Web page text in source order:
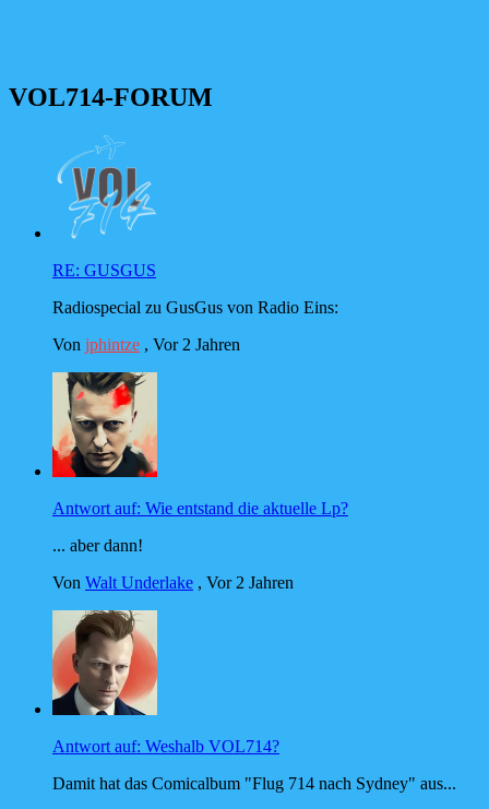
VOL714-FORUM
RE: GUSGUS
Radiospecial zu GusGus von Radio Eins:
Von jphintze , Vor 2 Jahren
Antwort auf: Wie entstand die aktuelle Lp?
... aber dann!
Von Walt Underlake , Vor 2 Jahren
Antwort auf: Weshalb VOL714?
Damit hat das Comicalbum "Flug 714 nach Sydney" aus...